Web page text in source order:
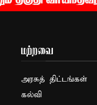
மற்றவை
அரசுத் திட்டங்கள்
கல்வி